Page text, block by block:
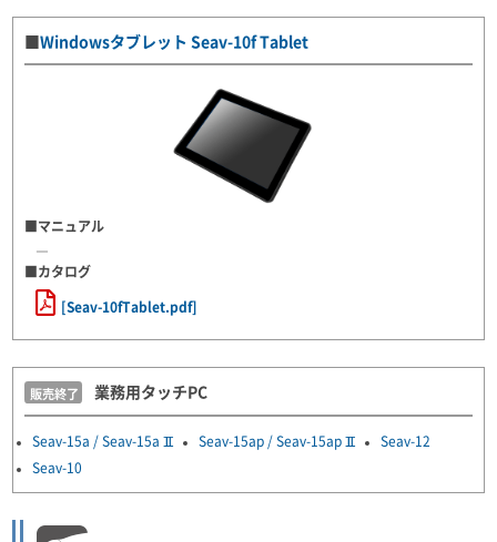
■Windowsタブレット Seav-10f Tablet
■マニュアル
―
■カタログ
[Seav-10fTablet.pdf]
業務用タッチPC
Seav-15a / Seav-15aⅡ Seav-15ap / Seav-15apⅡ
Seav-12
Seav-10